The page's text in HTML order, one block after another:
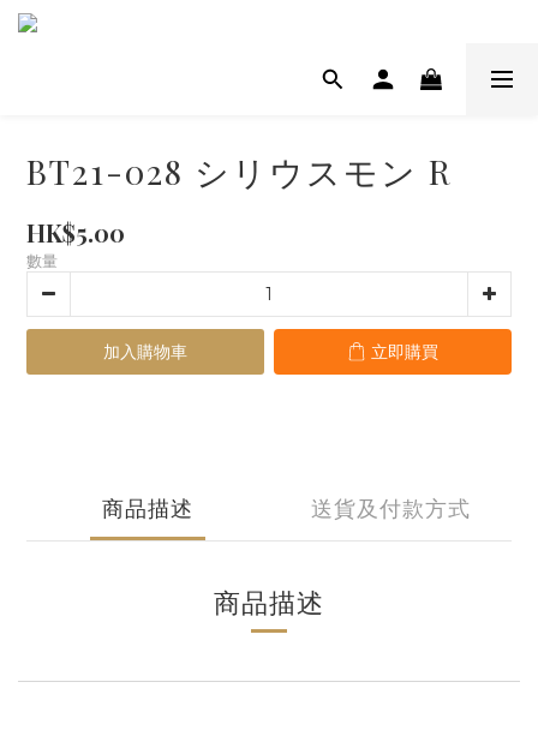
BT21-028 シリウスモン R
HK$5.00
數量
加入購物車 立即購買
商品描述 送貨及付款方式
商品描述